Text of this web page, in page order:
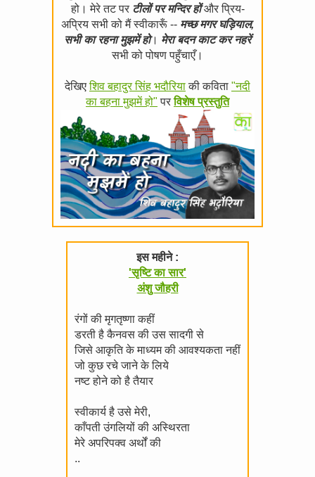
हो। मेरे तट पर टीलों पर मन्दिर होंऔर प्रिय-
अप्रिय सभी को मैं स्वीकारूँ -- मच्छ मगर घड़ियाल,
सभी का रहना मुझमें हो। मेरा बदन काट कर नहरें
सभी को पोषण पहुँचाएँ।
देखिएशिव बहादुर सिंह भदौरियाकी कविता "नदी
का बहना मुझमें हो" परविशेष प्रस्तुति
इस महीने :
'सृष्टि का सार'
अंशु जौहरी
रंगों की मृगतृष्णा कहीं
डरती है कैनवस की उस सादगी से
जिसे आकृति के माध्यम की आवश्यकता नहीं
जो कुछ रचे जाने के लिये
नष्ट होने को है तैयार
स्वीकार्य है उसे मेरी,
काँपती उंगलियों की अस्थिरता
मेरे अपरिपक्व अर्थों की
..